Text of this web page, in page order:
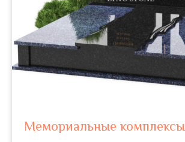
Мемориальные комплексы